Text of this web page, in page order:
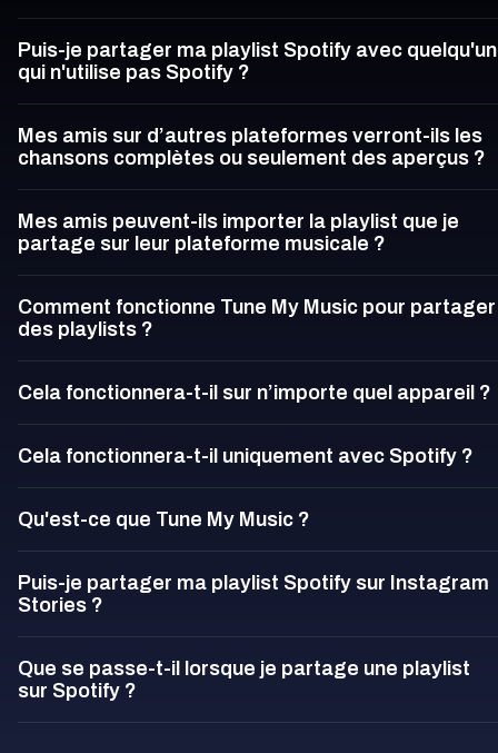
Puis-je partager ma playlist Spotify avec quelqu'un
qui n'utilise pas Spotify ?
Mes amis sur d’autres plateformes verront-ils les
chansons complètes ou seulement des aperçus ?
Mes amis peuvent-ils importer la playlist que je
partage sur leur plateforme musicale ?
Comment fonctionne Tune My Music pour partager
des playlists ?
Cela fonctionnera-t-il sur n’importe quel appareil ?
Cela fonctionnera-t-il uniquement avec Spotify ?
Qu'est-ce que Tune My Music ?
Puis-je partager ma playlist Spotify sur Instagram
Stories ?
Que se passe-t-il lorsque je partage une playlist
sur Spotify ?